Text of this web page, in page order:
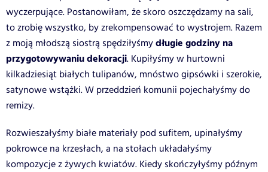
wyczerpujące. Postanowiłam, że skoro oszczędzamy na sali,
to zrobię wszystko, by zrekompensować to wystrojem. Razem
z moją młodszą siostrą spędziłyśmydługie godziny na
przygotowywaniu dekoracji. Kupiłyśmy w hurtowni
kilkadziesiąt białych tulipanów, mnóstwo gipsówki i szerokie,
satynowe wstążki. W przeddzień komunii pojechałyśmy do
remizy.
Rozwieszałyśmy białe materiały pod sufitem, upinałyśmy
pokrowce na krzesłach, a na stołach układałyśmy
kompozycje z żywych kwiatów. Kiedy skończyłyśmy późnym